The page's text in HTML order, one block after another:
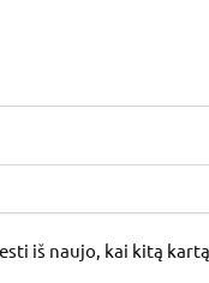
iš naujo, kai kitą